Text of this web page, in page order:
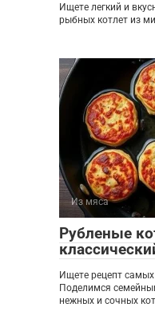
Ищете легкий и
рыбных котлет из
Из мяса
Рубленые
Ищете рецепт
Поделимся
нежных и сочных